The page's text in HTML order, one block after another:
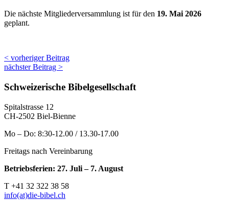
Die nächste Mitgliederversammlung ist für den 19. Mai 2026
geplant.
< vorheriger Beitrag
nächster Beitrag >
Schweizerische Bibelgesellschaft
Spitalstrasse 12
CH-2502 Biel-Bienne
Mo – Do: 8:30-12.00 / 13.30-17.00
Freitags nach Vereinbarung
Betriebsferien: 27. Juli – 7. August
T +41 32 322 38 58
info(at)die-bibel.ch